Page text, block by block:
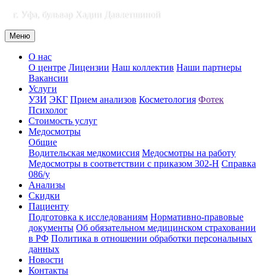
г. Уфа, бульвар Хадии Давлетшиной
Меню
О нас
О центре Лицензии Наш коллектив Наши партнеры
Вакансии
Услуги
УЗИ ЭКГ Прием анализов Косметология Фотек
Психолог
Стоимость услуг
Медосмотры
Общие
Водительская медкомиссия Медосмотры на работу
Медосмотры в соответствии с приказом 302-Н Справка
086/у
Анализы
Скидки
Пациенту
Подготовка к исследованиям Нормативно-правовые
документы Об обязательном медицинском страховании
в РФ Политика в отношении обработки персональных
данных
Новости
Контакты